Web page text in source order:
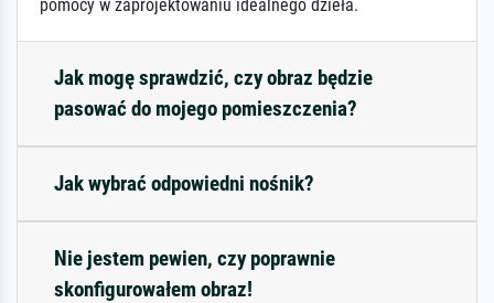
pomocy w zaprojektowaniu idealnego dzieła.
Jak mogę sprawdzić, czy obraz będzie
pasować do mojego pomieszczenia?
Jak wybrać odpowiedni nośnik?
Nie jestem pewien, czy poprawnie
skonfigurowałem obraz!